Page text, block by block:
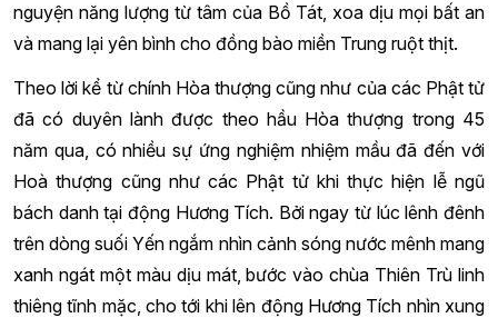
nguyện năng lượng từ tâm của Bồ Tát, xoa dịu mọi bất an
và mang lại yên bình cho đồng bào miền Trung ruột thịt.
Theo lời kể từ chính Hòa thượng cũng như của các Phật tử
đã có duyên lành được theo hầu Hòa thượng trong 45
năm qua, có nhiều sự ứng nghiệm nhiệm mầu đã đến với
Hoà thượng cũng như các Phật tử khi thực hiện lễ ngũ
bách danh tại động Hương Tích. Bởi ngay từ lúc lênh đênh
trên dòng suối Yến ngắm nhìn cảnh sóng nước mênh mang
xanh ngát một màu dịu mát, bước vào chùa Thiên Trù linh
thiêng tĩnh mặc, cho tới khi lên động Hương Tích nhìn xung